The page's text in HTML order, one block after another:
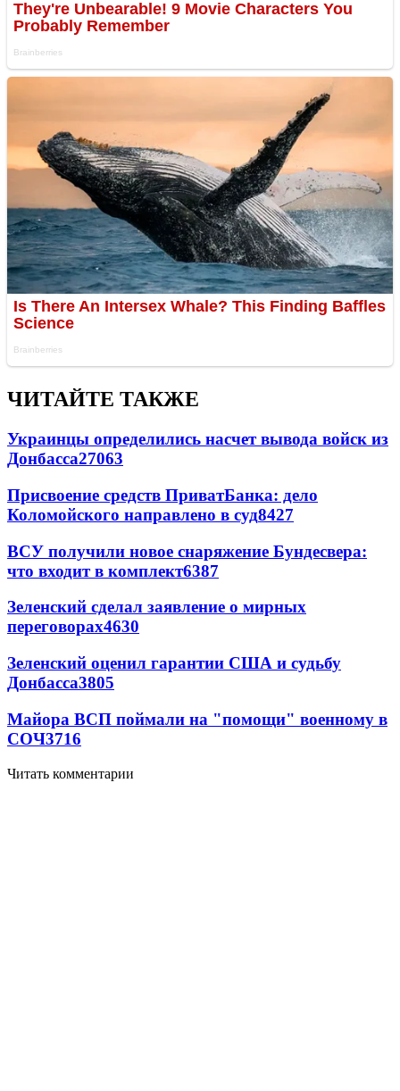
ЧИТАЙТЕ ТАКЖЕ
Украинцы определились насчет вывода войск из
Донбасса27063
Присвоение средств ПриватБанка: дело
Коломойского направлено в суд8427
ВСУ получили новое снаряжение Бундесвера:
что входит в комплект6387
Зеленский сделал заявление о мирных
переговорах4630
Зеленский оценил гарантии США и судьбу
Донбасса3805
Майора ВСП поймали на "помощи" военному в
СОЧ3716
Читать комментарии